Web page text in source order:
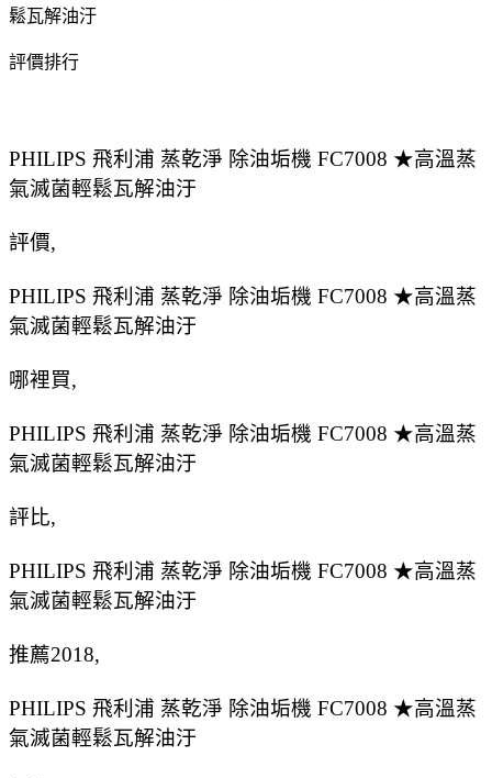
鬆瓦解油汙
評價排行
PHILIPS 飛利浦 蒸乾淨 除油垢機 FC7008 ★高溫蒸
氣滅菌輕鬆瓦解油汙
評價,
PHILIPS 飛利浦 蒸乾淨 除油垢機 FC7008 ★高溫蒸
氣滅菌輕鬆瓦解油汙
哪裡買,
PHILIPS 飛利浦 蒸乾淨 除油垢機 FC7008 ★高溫蒸
氣滅菌輕鬆瓦解油汙
評比,
PHILIPS 飛利浦 蒸乾淨 除油垢機 FC7008 ★高溫蒸
氣滅菌輕鬆瓦解油汙
推薦2018,
PHILIPS 飛利浦 蒸乾淨 除油垢機 FC7008 ★高溫蒸
氣滅菌輕鬆瓦解油汙